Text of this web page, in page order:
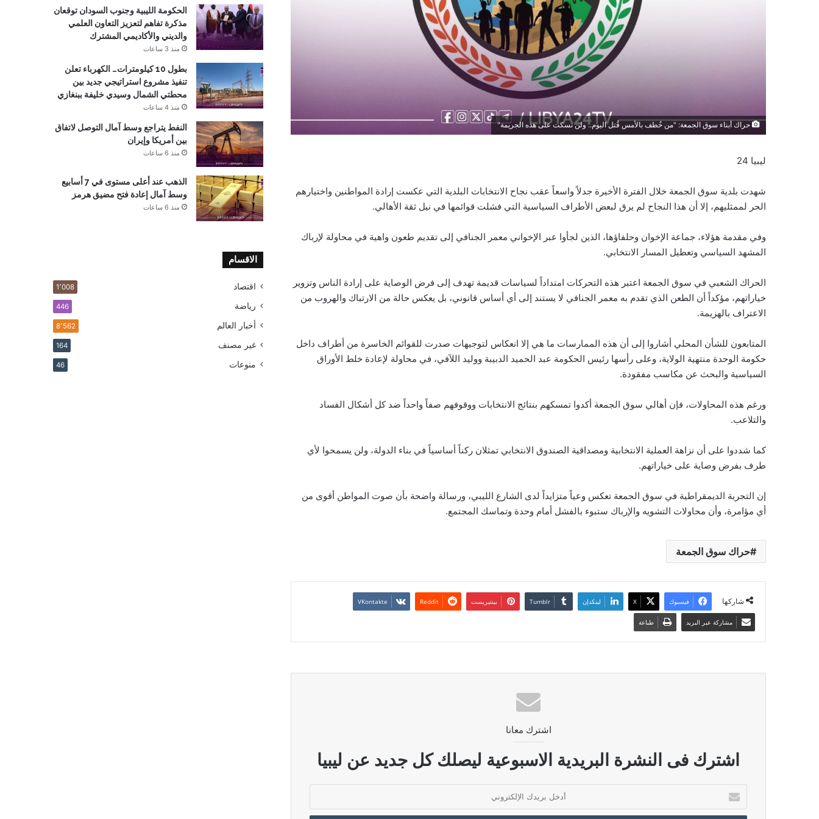
حراك أبناء سوق الجمعة: "من خُطف بالأمس قُتل اليوم.. ولن نسكت على هذه الجريمة"
ليبيا 24
شهدت بلدية سوق الجمعة خلال الفترة الأخيرة جدلاً واسعاً عقب نجاح الانتخابات البلدية التي عكست إرادة المواطنين واختيارهم
الحر لممثليهم، إلا أن هذا النجاح لم يرق لبعض الأطراف السياسية التي فشلت قوائمها في نيل ثقة الأهالي.
وفي مقدمة هؤلاء، جماعة الإخوان وحلفاؤها، الذين لجأوا عبر الإخواني معمر الجنافي إلى تقديم طعون واهية في محاولة لإرباك
المشهد السياسي وتعطيل المسار الانتخابي.
الحراك الشعبي في سوق الجمعة اعتبر هذه التحركات امتداداً لسياسات قديمة تهدف إلى فرض الوصاية على إرادة الناس وتزوير
خياراتهم، مؤكداً أن الطعن الذي تقدم به معمر الجنافي لا يستند إلى أي أساس قانوني، بل يعكس حالة من الارتباك والهروب من
الاعتراف بالهزيمة.
المتابعون للشأن المحلي أشاروا إلى أن هذه الممارسات ما هي إلا انعكاس لتوجيهات صدرت للقوائم الخاسرة من أطراف داخل
حكومة الوحدة منتهية الولاية، وعلى رأسها رئيس الحكومة عبد الحميد الدبيبة ووليد اللآفي، في محاولة لإعادة خلط الأوراق
السياسية والبحث عن مكاسب مفقودة.
ورغم هذه المحاولات، فإن أهالي سوق الجمعة أكدوا تمسكهم بنتائج الانتخابات ووقوفهم صفاً واحداً ضد كل أشكال الفساد
والتلاعب.
كما شددوا على أن نزاهة العملية الانتخابية ومصداقية الصندوق الانتخابي تمثلان ركناً أساسياً في بناء الدولة، ولن يسمحوا لأي
طرف بفرض وصاية على خياراتهم.
إن التجربة الديمقراطية في سوق الجمعة تعكس وعياً متزايداً لدى الشارع الليبي، ورسالة واضحة بأن صوت المواطن أقوى من
أي مؤامرة، وأن محاولات التشويه والإرباك ستبوء بالفشل أمام وحدة وتماسك المجتمع.
حراك سوق الجمعة
شاركها فيسبوك ‫X لينكدإن بينتيريست
مشاركة عبر البريد طباعة
اشترك معانا
اشترك فى النشرة البريدية الاسبوعية ليصلك كل جديد عن ليبيا
بريدك
الإلكتروني
الحكومة الليبية وجنوب السودان توقعان
مذكرة تفاهم لتعزيز التعاون العلمي
والديني والأكاديمي المشترك
منذ 3 ساعات
بطول 10 كيلومترات… الكهرباء تعلن
تنفيذ مشروع استراتيجي جديد بين
محطتي الشمال وسيدي خليفة ببنغازي
منذ 4 ساعات
النفط يتراجع وسط آمال التوصل لاتفاق
بين أمريكا وإيران
منذ 6 ساعات
الذهب عند أعلى مستوى في 7 أسابيع
وسط آمال إعادة فتح مضيق هرمز
منذ 6 ساعات
الاقسام
اقتصاد 1٬008
رياضة 446
أخبار العالم 8٬562
غير مصنف 164
منوعات 46